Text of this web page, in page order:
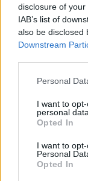
disclosure of
IAB’s list of
also be disclosed
Downstream
Please note that
not limited to
grant or deny
use your data for
consent section.
Personal
I want to
personal data.
Opted In
I want to
Personal
Opted In
Πιο
1 Πάρος:
πισίνα, δε
Η
τα κενά
Μπρίτνεϊ
μπότοξ
Ο